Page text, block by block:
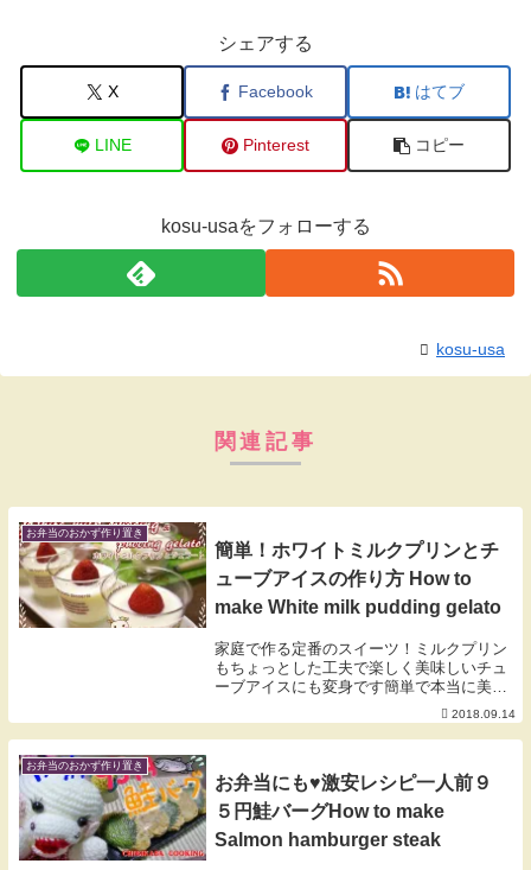
シェアする
X Facebook はてブ
LINE Pinterest コピー
kosu-usaをフォローする
kosu-usa
関連記事
お弁当のおかず作り置き
簡単！ホワイトミルクプリンとチ
ューブアイスの作り方 How to
make White milk pudding gelato
家庭で作る定番のスイーツ！ミルクプリン
もちょっとした工夫で楽しく美味しいチュ
ーブアイスにも変身です簡単で本当に美味
しいので挑戦してみて下さい（＾＾）牛乳
にゼラチン、練乳、苺は、やっぱり反則物
に美味しいですね♪How to make Whit...
2018.09.14
お弁当のおかず作り置き
お弁当にも♥激安レシピ一人前９
５円鮭バーグHow to make
Salmon hamburger steak